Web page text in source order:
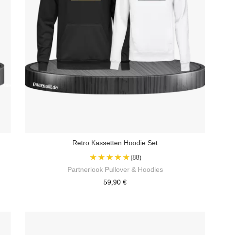
Retro Kassetten Hoodie Set
★★★★★(88)
Partnerlook Pullover & Hoodies
59,90 €